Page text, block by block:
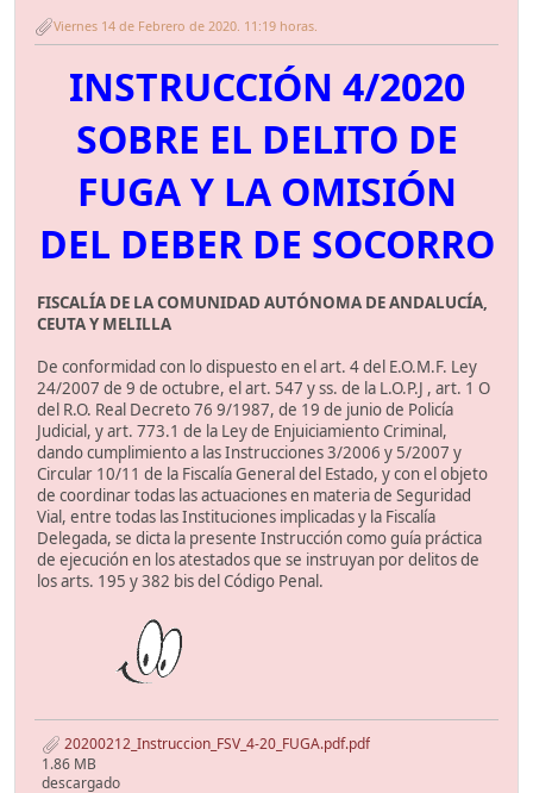
Viernes 14 de Febrero de 2020. 11:19 horas.
INSTRUCCIÓN 4/2020
SOBRE EL DELITO DE
FUGA Y LA OMISIÓN
DEL DEBER DE SOCORRO
FISCALÍA DE LA COMUNIDAD AUTÓNOMA DE ANDALUCÍA,
CEUTA Y MELILLA
De conformidad con lo dispuesto en el art. 4 del E.O.M.F. Ley
24/2007 de 9 de octubre, el art. 547 y ss. de la L.O.P.J , art. 1 O
del R.O. Real Decreto 76 9/1987, de 19 de junio de Policía
Judicial, y art. 773.1 de la Ley de Enjuiciamiento Criminal,
dando cumplimiento a las Instrucciones 3/2006 y 5/2007 y
Circular 10/11 de la Fiscalía General del Estado, y con el objeto
de coordinar todas las actuaciones en materia de Seguridad
Vial, entre todas las Instituciones implicadas y la Fiscalía
Delegada, se dicta la presente Instrucción como guía práctica
de ejecución en los atestados que se instruyan por delitos de
los arts. 195 y 382 bis del Código Penal.
20200212_Instruccion_FSV_4-20_FUGA.pdf.pdf
1.86 MB
descargado